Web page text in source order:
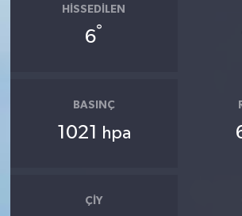
HISSEDILEN
6°
BASINÇ
1021 hpa
ÇIY